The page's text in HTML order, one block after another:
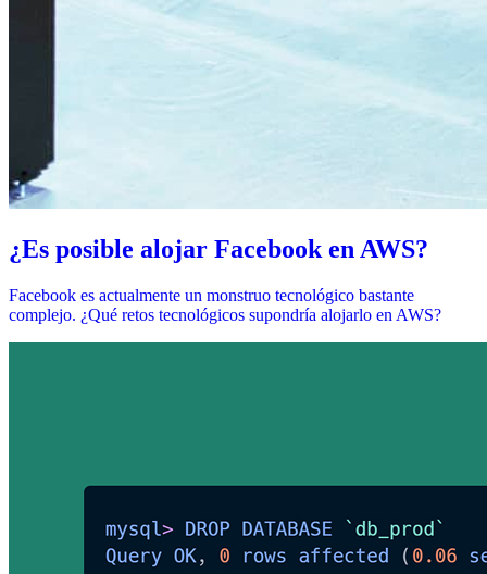
¿Es posible alojar Facebook en AWS?
Facebook es actualmente un monstruo tecnológico bastante
complejo. ¿Qué retos tecnológicos supondría alojarlo en AWS?